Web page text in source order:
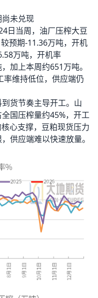
未兑现
当周，油厂压榨大豆
预期-11.36万吨，开机
万吨，开机率
加上本周约651万吨。
维持低位，供应端仍
货节奏主导开工。山
国压榨量约45%，开工
心支撑，豆粕现货压力
供应端难以快速放量。